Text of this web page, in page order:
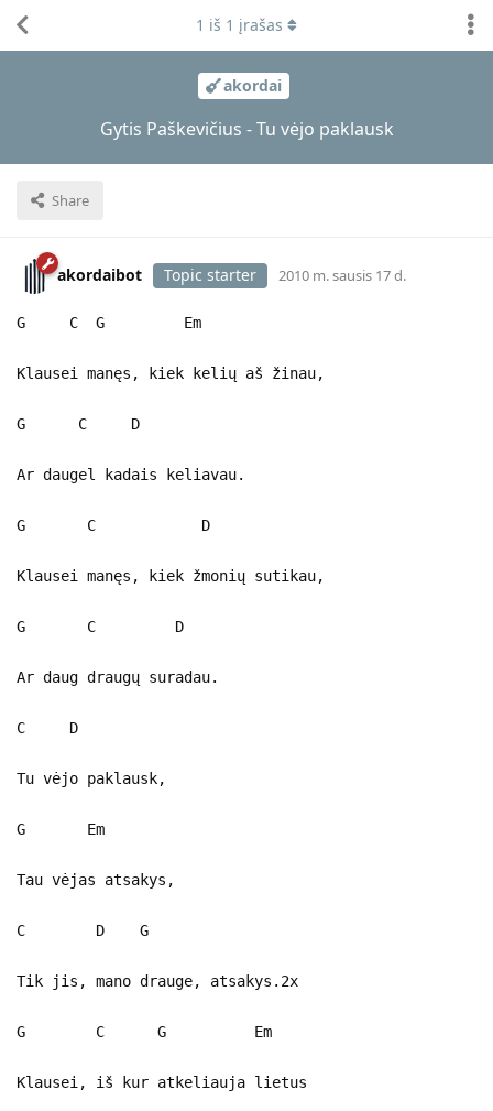
akordai
Gytis Paškevičius - Tu vėjo paklausk
Share
1 iš 1 įrašas
akordaibot Topic starter 2010 m. sausis 17 d.
G C G Em
Klausei manęs, kiek kelių aš žinau,
G C D
Ar daugel kadais keliavau.
G C D
Klausei manęs, kiek žmonių sutikau,
G C D
Ar daug draugų suradau.
C D
Tu vėjo paklausk,
G Em
Tau vėjas atsakys,
C D G
Tik jis, mano drauge, atsakys.2x
G C G Em
Klausei, iš kur atkeliauja lietus